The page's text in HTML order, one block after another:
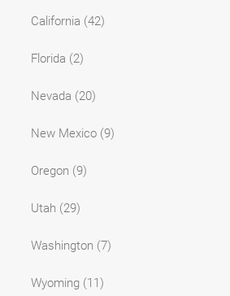
California (42)
Florida (2)
Nevada (20)
New Mexico (9)
Oregon (9)
Utah (29)
Washington (7)
Wyoming (11)